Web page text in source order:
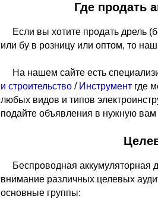
Где продать
Если вы хотите продать дрель
или бу в розницу или оптом, то наш
На нашем сайте есть
и строительство / Инструмент где
любых видов и типов
подайте объявления в нужную вам
Беспроводная аккумуляторная
внимание различных целевых
основные группы: